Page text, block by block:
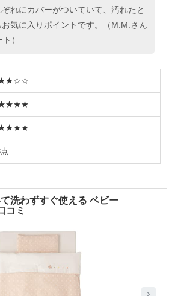
れにカバーがついていて、汚れたと
気に入りポイントです。（M.M.さん
）
洗わずすぐ使える ベビー
コミ